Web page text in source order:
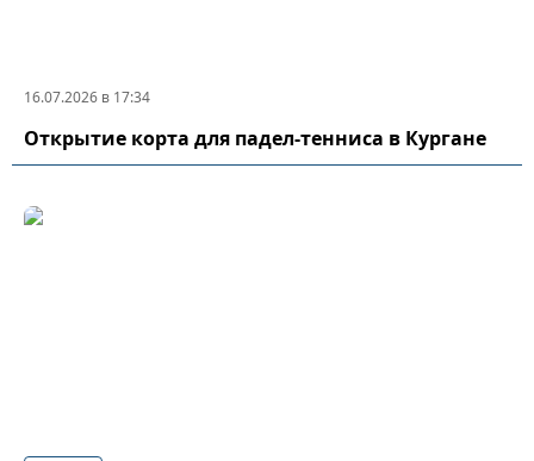
16.07.2026 в 17:34
Открытие корта для падел-тенниса в Кургане